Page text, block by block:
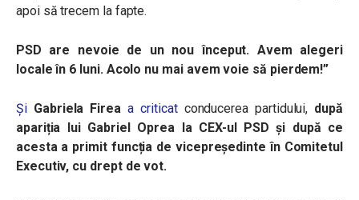
apoi să trecem la fapte.
PSD are nevoie de un nou început. Avem alegeri
locale în 6 luni. Acolo nu mai avem voie să pierdem!”
Și Gabriela Fireaa criticatconducerea partidului, după
apariția lui Gabriel Oprea la CEX-ul PSD și după ce
acesta a primit funcția de vicepreședinte în Comitetul
Executiv, cu drept de vot.